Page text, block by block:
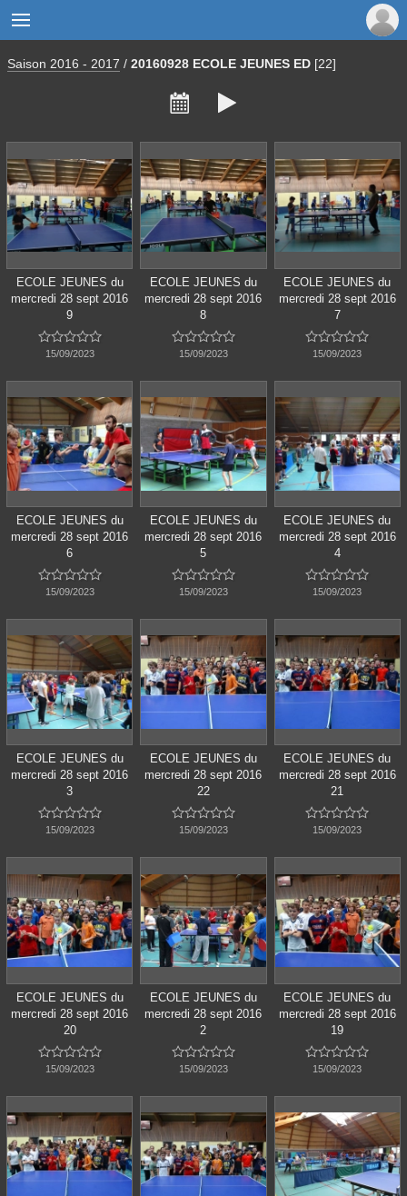

Saison 2016 - 2017 / 20160928 ECOLE JEUNES ED [22]
 
ECOLE JEUNES du
mercredi 28 sept 2016
9

15/09/2023
ECOLE JEUNES du
mercredi 28 sept 2016
8

15/09/2023
ECOLE JEUNES du
mercredi 28 sept 2016
7

15/09/2023
ECOLE JEUNES du
mercredi 28 sept 2016
6

15/09/2023
ECOLE JEUNES du
mercredi 28 sept 2016
5

15/09/2023
ECOLE JEUNES du
mercredi 28 sept 2016
4

15/09/2023
ECOLE JEUNES du
mercredi 28 sept 2016
3

15/09/2023
ECOLE JEUNES du
mercredi 28 sept 2016
22

15/09/2023
ECOLE JEUNES du
mercredi 28 sept 2016
21

15/09/2023
ECOLE JEUNES du
mercredi 28 sept 2016
20

15/09/2023
ECOLE JEUNES du
mercredi 28 sept 2016
2

15/09/2023
ECOLE JEUNES du
mercredi 28 sept 2016
19

15/09/2023